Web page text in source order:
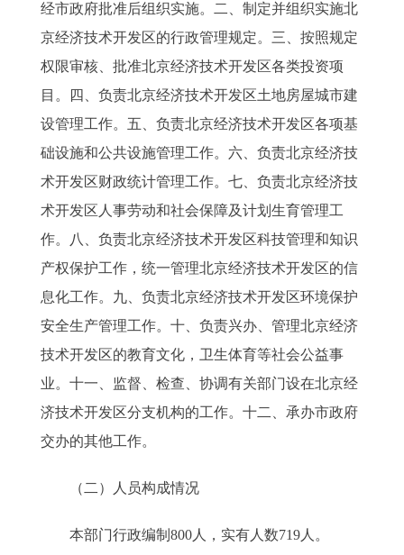
经市政府批准后组织实施。二、制定并组织实施北
京经济技术开发区的行政管理规定。三、按照规定
权限审核、批准北京经济技术开发区各类投资项
目。四、负责北京经济技术开发区土地房屋城市建
设管理工作。五、负责北京经济技术开发区各项基
础设施和公共设施管理工作。六、负责北京经济技
术开发区财政统计管理工作。七、负责北京经济技
术开发区人事劳动和社会保障及计划生育管理工
作。八、负责北京经济技术开发区科技管理和知识
产权保护工作，统一管理北京经济技术开发区的信
息化工作。九、负责北京经济技术开发区环境保护
安全生产管理工作。十、负责兴办、管理北京经济
技术开发区的教育文化，卫生体育等社会公益事
业。十一、监督、检查、协调有关部门设在北京经
济技术开发区分支机构的工作。十二、承办市政府
交办的其他工作。
（二）人员构成情况
本部门行政编制800人，实有人数719人。